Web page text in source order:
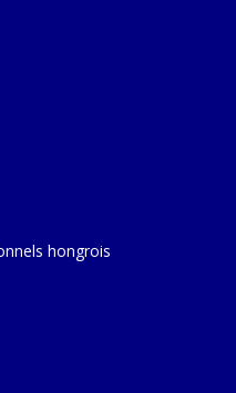
hongrois